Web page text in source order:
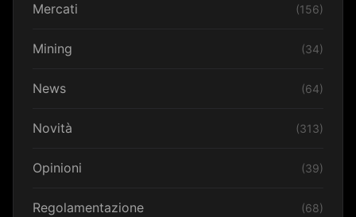
Mercati (156)
Mining (34)
News (64)
Novità (313)
Opinioni (39)
Regolamentazione (68)